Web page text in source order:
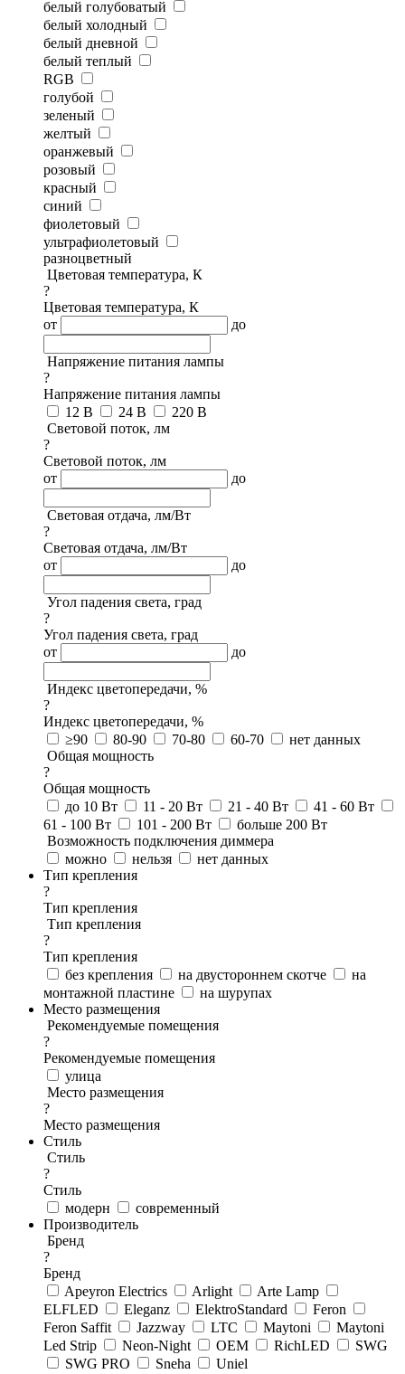
белый голубоватый
белый холодный
белый дневной
белый теплый
RGB
голубой
зеленый
желтый
оранжевый
розовый
красный
синий
фиолетовый
ультрафиолетовый
разноцветный
Цветовая температура, К
?
Цветовая температура, К
от
до
Напряжение питания лампы
?
Напряжение питания лампы
12 В
24 В
220 В
Световой поток, лм
?
Световой поток, лм
от
до
Световая отдача, лм/Вт
?
Световая отдача, лм/Вт
от
до
Угол падения света, град
?
Угол падения света, град
от
до
Индекс цветопередачи, %
?
Индекс цветопередачи, %
≥90
80-90 70-80 60-70
нет данных
Общая мощность
?
Общая мощность
до 10 Вт
11 - 20 Вт 21 - 40 Вт
41 - 60 Вт
61 - 100 Вт
101 - 200 Вт
больше 200 Вт
Возможность подключения диммера
можно
нельзя
нет данных
Тип крепления
?
Тип крепления
Тип крепления
?
Тип крепления
без крепления
на двустороннем скотче
на
монтажной пластине
на шурупах
Место размещения
Рекомендуемые помещения
?
Рекомендуемые помещения
улица
Место размещения
?
Место размещения
Стиль
Стиль
?
Стиль
модерн
современный
Производитель
Бренд
?
Бренд
Apeyron Electrics
Arlight
Arte Lamp
ELFLED
Eleganz ElektroStandard
Feron
Feron Saffit
Jazzway LTC Maytoni
Maytoni
Led Strip
Neon-Night OEM RichLED
SWG
SWG PRO
Sneha
Uniel